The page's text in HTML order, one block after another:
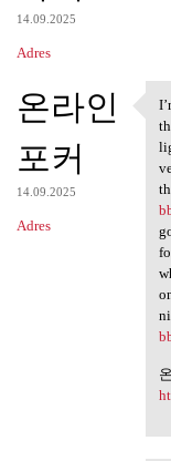
14.09.2025
Adres
온라인
포커
14.09.2025
Adres